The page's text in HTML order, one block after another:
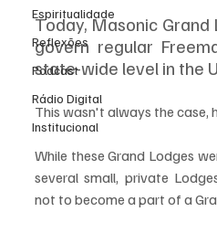
Espiritualidade
Reflexões
Podcast
Rádio Digital
Institucional
Today, Masonic
govern regular
state-wide level in the
This wasn't always the case,
While these Grand Lodges
several small, private
not to become a part of a